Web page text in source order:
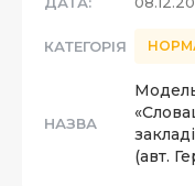
КАТЕГОРІЯ
НАЗВА
(авт.